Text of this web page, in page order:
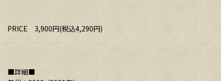
PRICE 3,900円(税込4,290円)
■詳細■